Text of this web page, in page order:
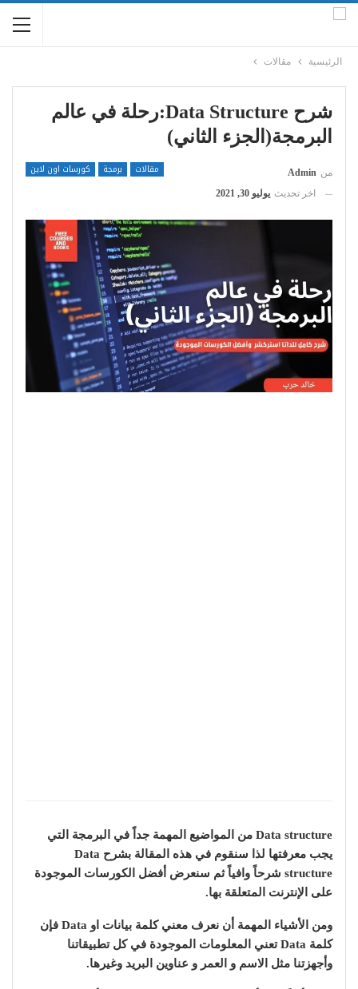
الرئيسية مقالات
شرح Data Structure:رحلة في عالم
البرمجة(الجزء الثاني)
مقالات برمجة كورسات اون لاين من Admin
اخر تحديث يوليو 30, 2021
Data structure من المواضيع المهمة جداً في البرمجة التي
يجب معرفتها لذا سنقوم في هذه المقالة بشرح Data
structure شرحاً وافياً ثم سنعرض أفضل الكورسات الموجودة
على الإنترنت المتعلقة بها.
ومن الأشياء المهمة أن نعرف معني كلمة بيانات او Data فإن
كلمة Data تعني المعلومات الموجودة في كل تطبيقاتنا
وأجهزتنا مثل الاسم و العمر و عناوين البريد وغيرها.